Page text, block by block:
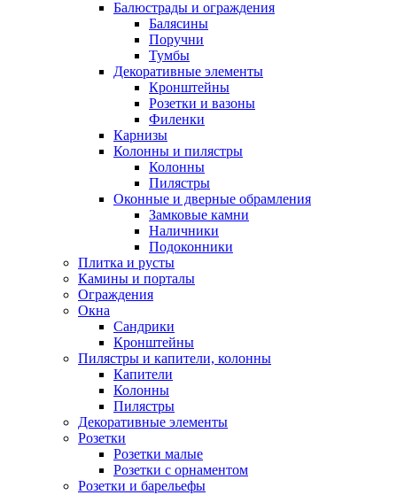
Балюстрады и ограждения
Балясины
Поручни
Тумбы
Декоративные элементы
Кронштейны
Розетки и вазоны
Филенки
Карнизы
Колонны и пилястры
Колонны
Пилястры
Оконные и дверные обрамления
Замковые камни
Наличники
Подоконники
Плитка и русты
Камины и порталы
Ограждения
Окна
Сандрики
Кронштейны
Пилястры и капители, колонны
Капители
Колонны
Пилястры
Декоративные элементы
Розетки
Розетки малые
Розетки с орнаментом
Розетки и барельефы